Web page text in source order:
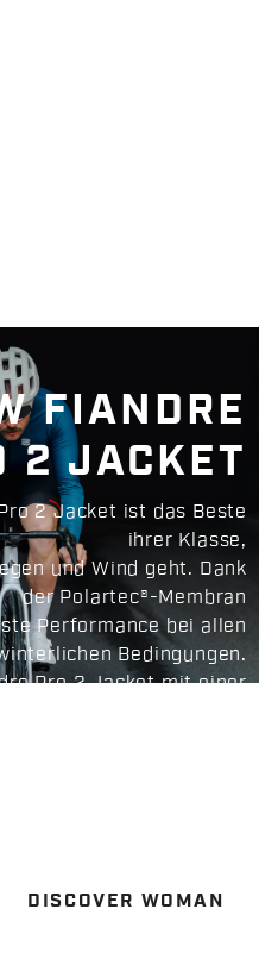
FIANDRE
2 JACKET
2 Jacket ist das Beste
ihrer Klasse,
und Wind geht. Dank
der Polartec®-Membran
Performance bei allen
Bedingungen.
Pro 2 Jacket mit einer
DISCOVER WOMAN